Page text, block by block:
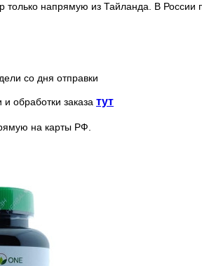
только напрямую из Тайланда. В России
со дня отправки
обработки заказа тут
на карты РФ.